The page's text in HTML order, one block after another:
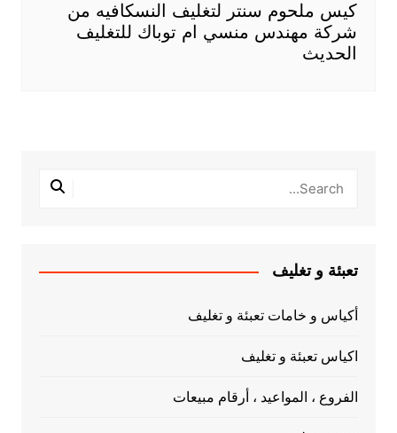
كيس ملحوم سنتر لتغليف النسكافيه من
شركة مهندس منسي ام توباك للتغليف
الحديث
تعبئة و تغليف
أكياس و خامات تعبئة و تغليف
اكياس تعبئة و تغليف
الفروع ، المواعيد ، أرقام مبيعات